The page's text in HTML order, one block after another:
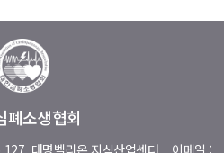
폐소생협회
대명벨리온 지식산업센터 이메일 :